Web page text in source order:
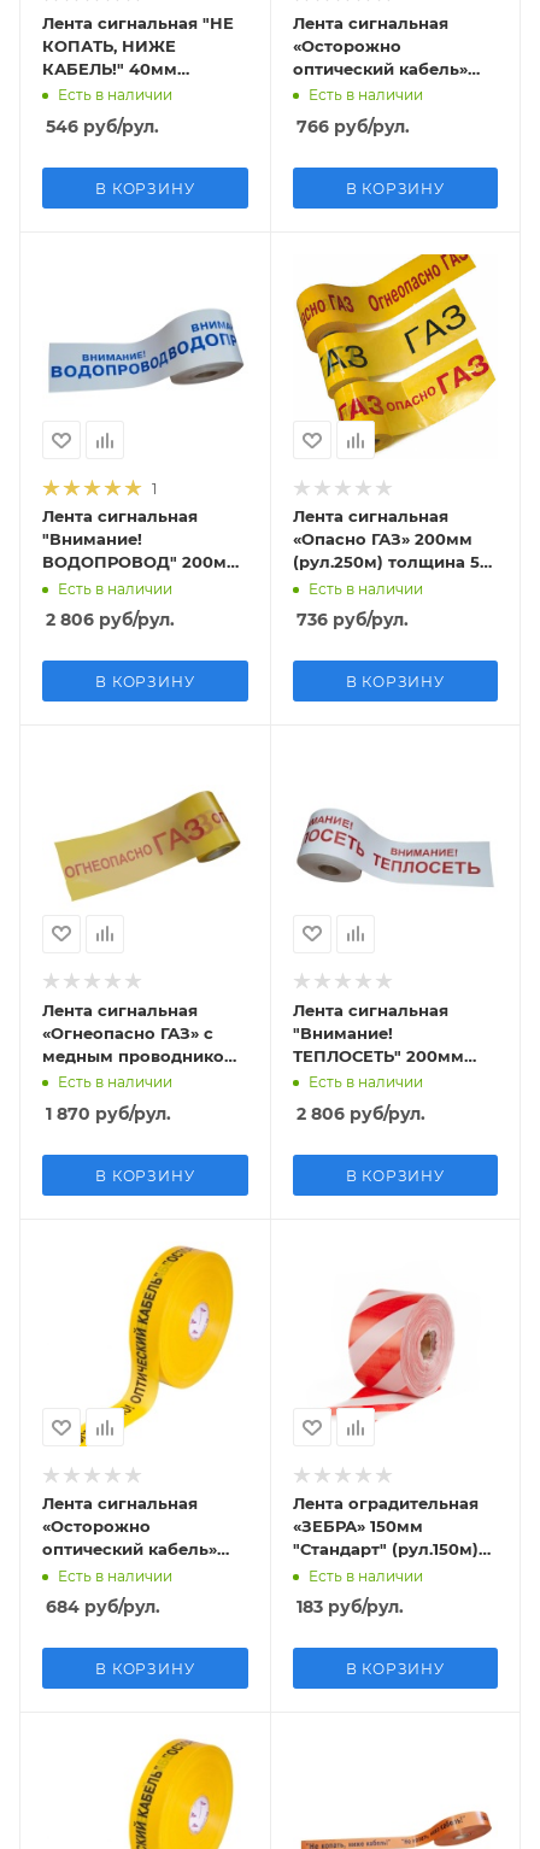
Лента сигнальная "НЕ
КОПАТЬ, НИЖЕ
КАБЕЛЬ!" 40мм
(рул.250м) толщина
200 мкм
Есть в наличии
546 руб/рул.
В КОРЗИНУ
Лента сигнальная
«Осторожно
оптический кабель»
80мм (рул.500м)
толщина 80 мкм
Есть в наличии
766руб/рул.
В КОРЗИНУ
1
Лента сигнальная
"Внимание!
ВОДОПРОВОД" 200мм
(рул.250м) толщина
Есть в наличии
2 806 руб/рул.
В КОРЗИНУ
Лента сигнальная
«Опасно ГАЗ» 200мм
(рул.250м) толщина 50
мкмЕсть в наличии
736руб/рул.
В КОРЗИНУ
Лента сигнальная
«Огнеопасно ГАЗ» с
медным проводником
200мм (рул.250м)
толщина 50 мкм
Есть в наличии
1 870 руб/рул.
В КОРЗИНУ
Лента сигнальная
"Внимание!
ТЕПЛОСЕТЬ" 200мм
(рул.250м) толщина
Есть в наличии
2 806руб/рул.
В КОРЗИНУ
Лента сигнальная
«Осторожно
оптический кабель»
50мм (рул.500м)
толщина 100 мкм
Есть в наличии
684 руб/рул.
В КОРЗИНУ
Лента оградительная
«ЗЕБРА» 150мм
"Стандарт" (рул.150м)
толщина 50 мкм
Есть в наличии
183руб/рул.
В КОРЗИНУ